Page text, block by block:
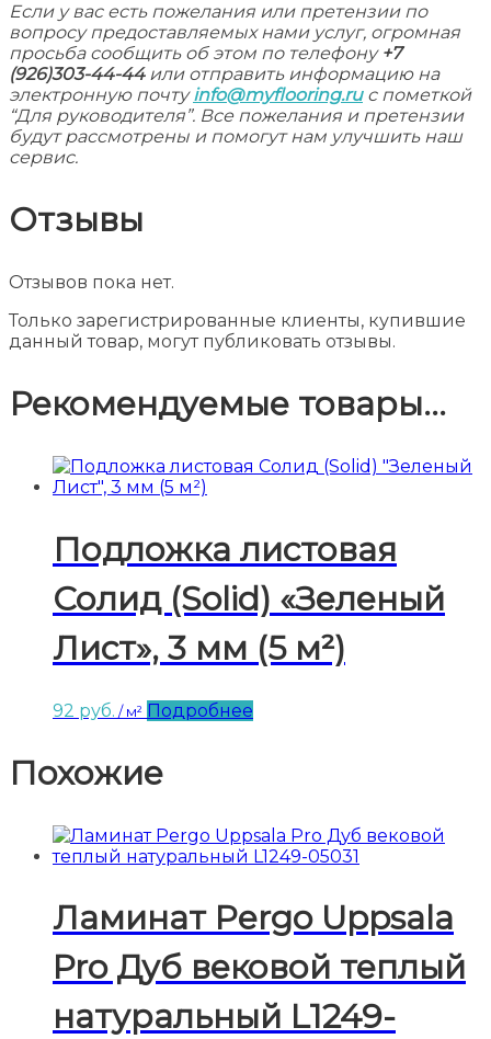
Если у вас есть пожелания или претензии по
вопросу предоставляемых нами услуг, огромная
просьба сообщить об этом по телефону +7
(926)303-44-44 или отправить информацию на
электронную почтуinfo@myflooring.ru с пометкой
“Для руководителя”. Все пожелания и претензии
будут рассмотрены и помогут нам улучшить наш
сервис.
Отзывы
Отзывов пока нет.
Только зарегистрированные клиенты, купившие
данный товар, могут публиковать отзывы.
Рекомендуемые товары...
Подложка листовая
Солид (Solid) «Зеленый
Лист», 3 мм (5 м²)
92 руб. / м² Подробнее
Похожие
Ламинат Pergo Uppsala
Pro Дуб вековой теплый
натуральный L1249-